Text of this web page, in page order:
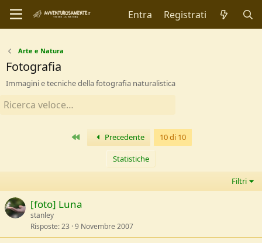
Entra Registrati
Arte e Natura
Fotografia
Immagini e tecniche della fotografia naturalistica
Primo Precedente 10 di 10
Statistiche
Filtri
[foto] Luna
stanley
Risposte 23 9 Novembre 2007